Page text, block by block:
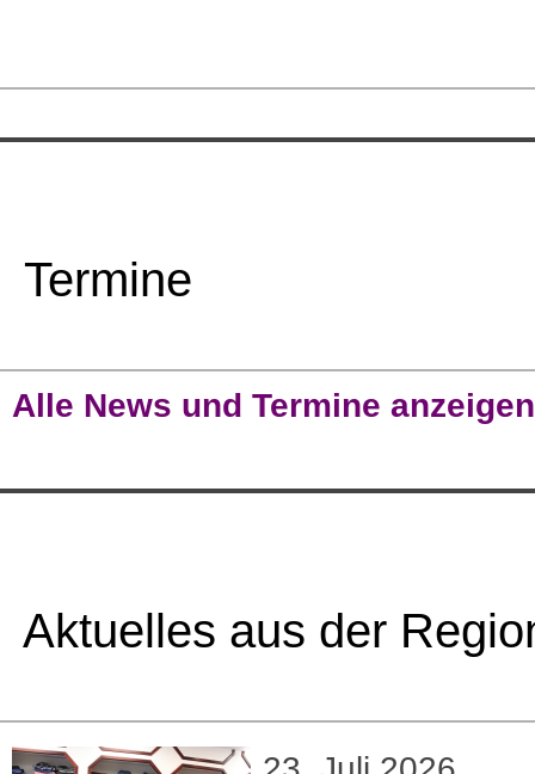
Termine
Alle News und Termine anzeigen
Aktuelles aus der